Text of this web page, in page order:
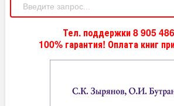
Тел. поддержки 8 905
100% гарантия! Оплата книг